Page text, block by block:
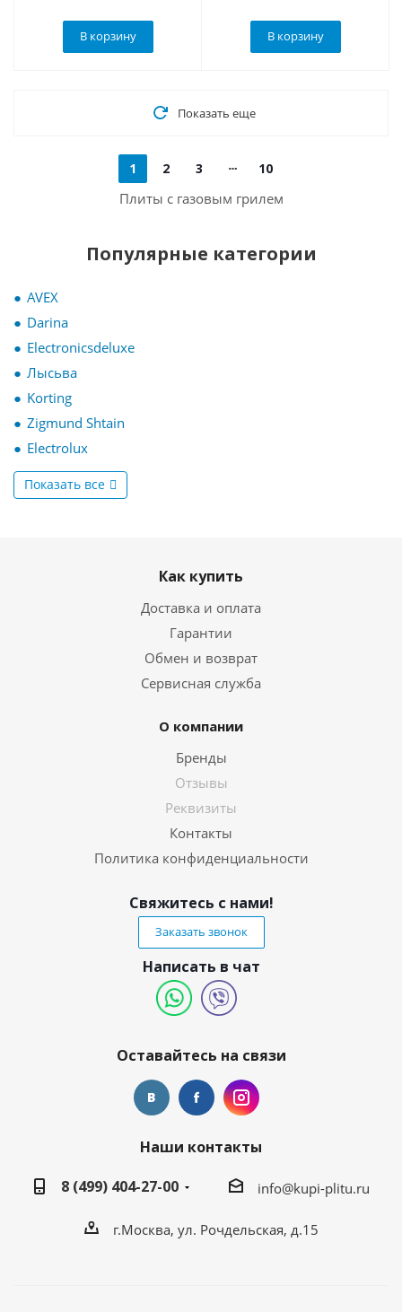
В корзину В корзину
Показать еще
1 2 3 10
Плиты с газовым грилем
Популярные категории
AVEX
Darina
Electronicsdeluxe
Лысьва
Korting
Zigmund Shtain
Electrolux
Показать все
Как купить
Доставка и оплата
Гарантии
Обмен и возврат
Сервисная служба
О компании
Бренды
Отзывы
Реквизиты
Контакты
Политика конфиденциальности
Свяжитесь с нами!
Заказать звонок
Написать в чат
Оставайтесь на связи
Наши контакты
8 (499) 404-27-00
info@kupi-plitu.ru
г.Москва, ул. Рочдельская, д.15